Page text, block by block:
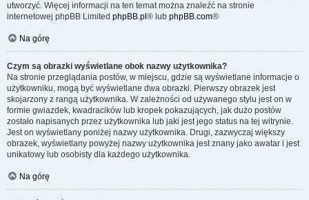
utworzyć. Więcej informacji na ten temat można znaleźć na stronie
internetowej phpBB Limited phpBB.pl ® lub phpBB.com®
Na górę
Czym są obrazki wyświetlane obok nazwy użytkownika?
Na stronie przeglądania postów, w miejscu, gdzie są wyświetlane informacje o
użytkowniku, mogą być wyświetlane dwa obrazki. Pierwszy obrazek jest
skojarzony z rangą użytkownika. W zależności od używanego stylu jest on w
formie gwiazdek, kwadracików lub kropek pokazujących, jak dużo postów
zostało napisanych przez użytkownika lub jaki jest jego status na tej witrynie.
Jest on wyświetlany poniżej nazwy użytkownika. Drugi, zazwyczaj większy
obrazek, wyświetlany powyżej nazwy użytkownika jest znany jako awatar i jest
unikatowy lub osobisty dla każdego użytkownika.
Na górę